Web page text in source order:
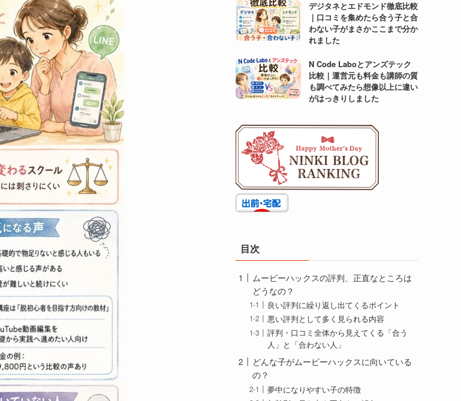
デジタネとエドモンド徹底比較
｜口コミを集めたら合う子と合
わない子がまさかここまで分か
れました
N Code Laboとアンズテック
比較｜運営元も料金も講師の質
も調べてみたら想像以上に違い
がはっきりしました
目次
ムービーハックスの評判、正直なところは
どうなの？
良い評判に繰り返し出てくるポイント
悪い評判として多く見られる内容
評判・口コミ全体から見えてくる「合う
人」と「合わない人」
どんな子がムービーハックスに向いている
の？
夢中になりやすい子の特徴